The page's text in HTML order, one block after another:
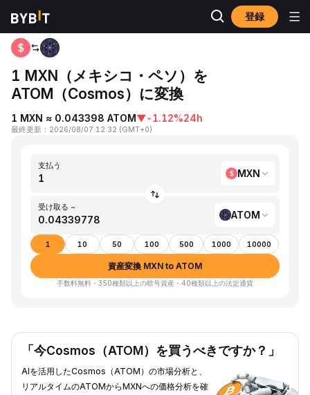
登録
ホーム MXN to ATOM
1 MXN（メキシコ・ペソ）を
ATOM（Cosmos）に変換
1 MXN ≈ 0.043398 ATOM▼-1.12%24h
最終更新 ： 2026/08/07 12:32 (GMT+0)
支払う
MXN
受け取る ~
ATOM
1 10 50 100 500 1000 10000
資産変換 MXN to ATOM
手数料無料・350種類以上の暗号資産・40種類以上の法定通貨
「今Cosmos（ATOM）を買うべきですか？」
AIを活用したCosmos（ATOM）の市場分析と、
リアルタイムのATOMからMXNへの価格分析を確